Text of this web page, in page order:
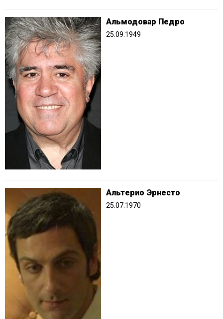
Альмодовар Педро
25.09.1949
Альтерио Эрнесто
25.07.1970